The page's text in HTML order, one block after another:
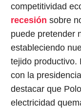
competitividad
recesión sobre
puede pretender
estableciendo
tejido productivo.
con la
destacar que
electricidad